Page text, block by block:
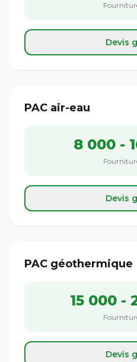
Devis
PAC air-eau
8 000 -
Devis
PAC géothermique
15 000 -
Devis